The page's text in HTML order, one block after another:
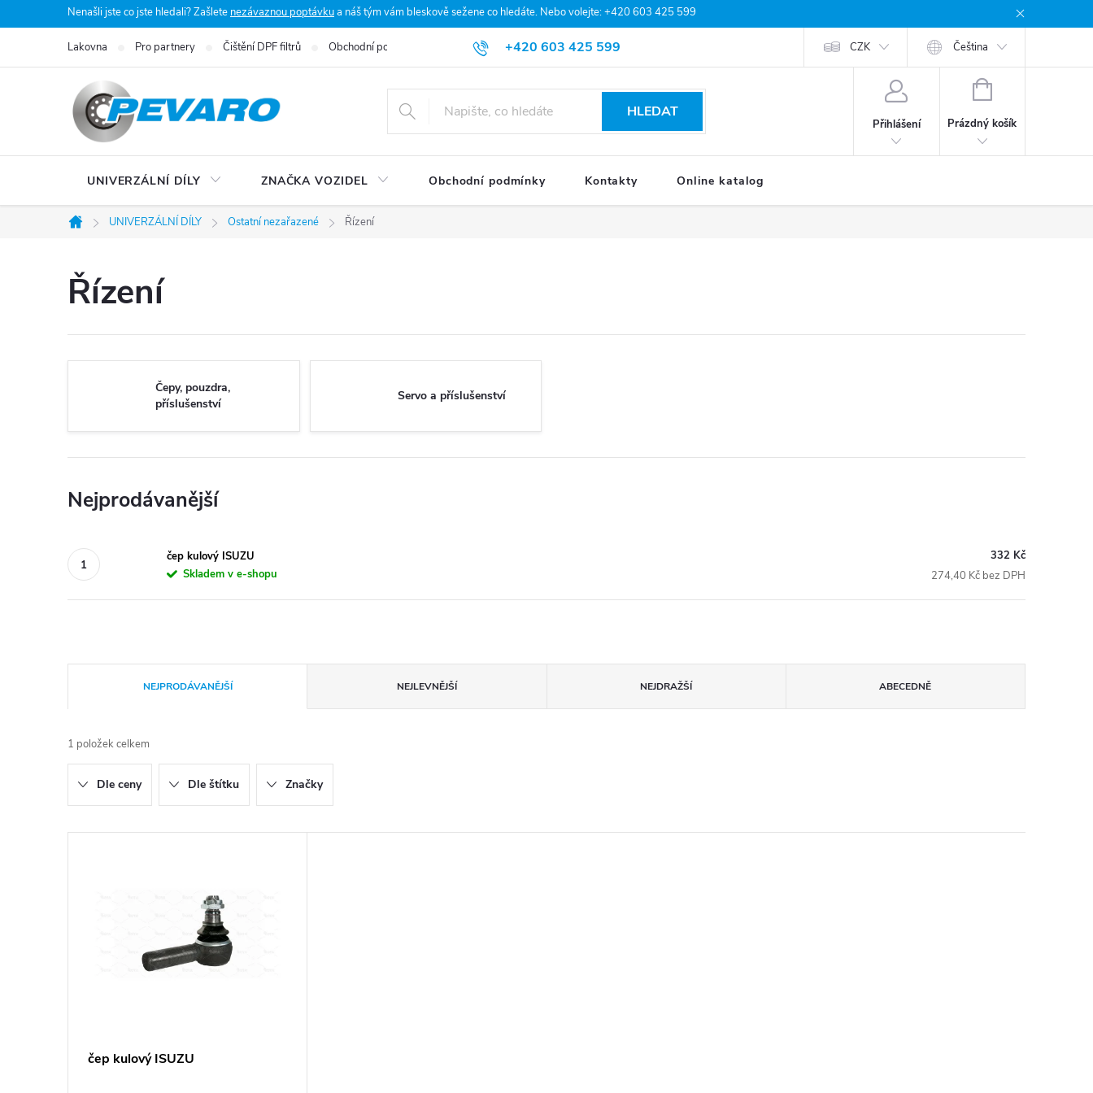
na
Nenašli jste co jste hledali? Zašlete nezávaznou poptávkua náš tým vám bleskově sežene co hledáte. Nebo volejte: +420 603 425 599
+420 603 425 599
Lakovna Pro partnery Čištění DPF filtrů Obchodní podmínky Podmínky ochrany osobních údajů CZK Čeština
HLEDAT
Přihlášení
NÁKUPNÍ
Prázdný košík
UNIVERZÁLNÍ DÍLY ZNAČKA VOZIDEL Obchodní podmínky Kontakty Online katalog
Domů
UNIVERZÁLNÍ DÍLY Ostatní nezařazené Řízení
Řízení
Čepy, pouzdra,
příslušenství
Servo a příslušenství
Nejprodávanější
čep kulový ISUZU
Skladem v e-shopu
332 Kč
274,40 Kč bez DPH
a
z
e
n
NEJPRODÁVANĚJŠÍ NEJLEVNĚJŠÍ NEJDRAŽŠÍ ABECEDNĚ
1 položek celkem
Dle ceny Dle štítku Značky
čep kulový ISUZU